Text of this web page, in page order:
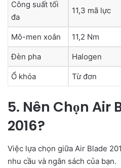
Công suất tối
đa
11,3 mã lực
Mô-men xoắn 11,2 Nm
Đèn pha Halogen
Ổ khóa Từ đơn
5. Nên Chọn Air
2016?
Việc lựa chọn giữa Air Blade
nhu cầu và ngân sách của bạn.